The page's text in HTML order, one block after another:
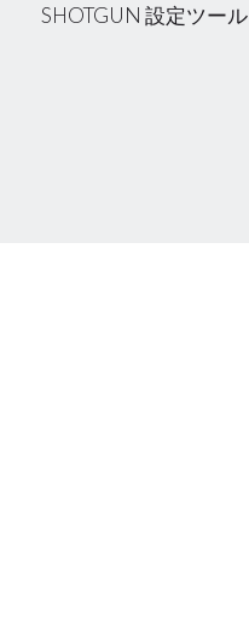
SHOTGUN 設定ツール